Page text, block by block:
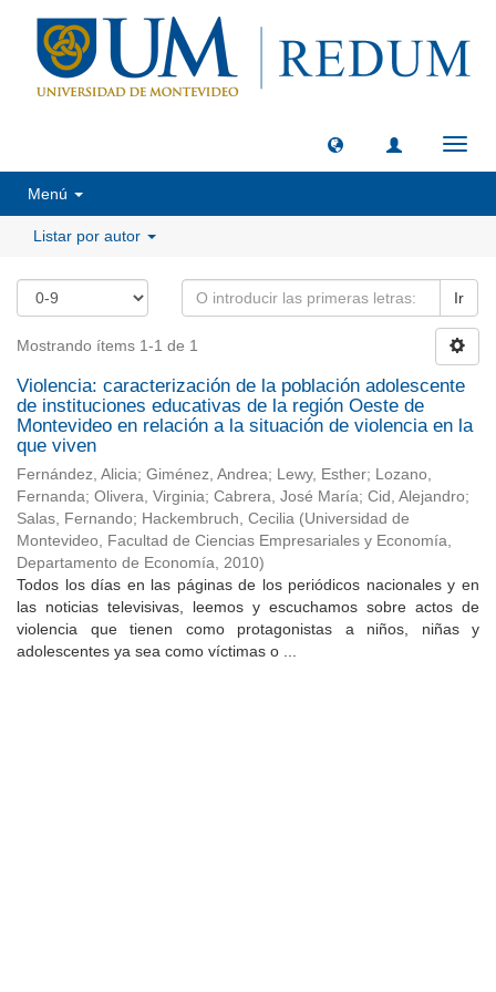
Menú
Listar por autor
Ir
Mostrando ítems 1-1 de 1
Violencia: caracterización de la población adolescente
de instituciones educativas de la región Oeste de
Montevideo en relación a la situación de violencia en la
que viven
Fernández, Alicia; Giménez, Andrea; Lewy, Esther; Lozano,
Fernanda; Olivera, Virginia; Cabrera, José María; Cid, Alejandro;
Salas, Fernando; Hackembruch, Cecilia (Universidad de
Montevideo, Facultad de Ciencias Empresariales y Economía,
Departamento de Economía, 2010)
Todos los días en las páginas de los periódicos nacionales y en
las noticias televisivas, leemos y escuchamos sobre actos de
violencia que tienen como protagonistas a niños, niñas y
adolescentes ya sea como víctimas o ...